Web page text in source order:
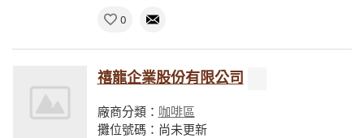
0
禧龍企業股份有限公司
廠商分類： 咖啡區
攤位號碼：尚未更新